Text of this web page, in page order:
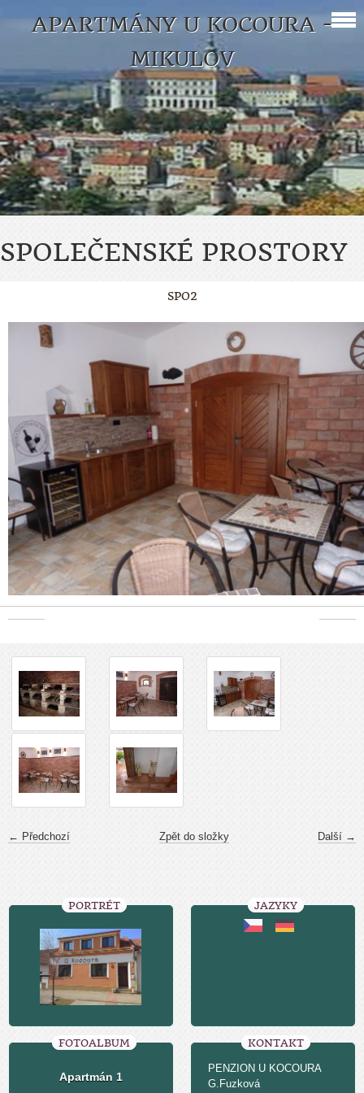
APARTMÁNY U KOCOURA -
MIKULOV
SPOLEČENSKÉ PROSTORY
SPO2
← Předchozí Další →
Zpět do složky
PORTRÉT JAZYKY
FOTOALBUM
Apartmán 1
KONTAKT
PENZION U KOCOURA
G.Fuzková